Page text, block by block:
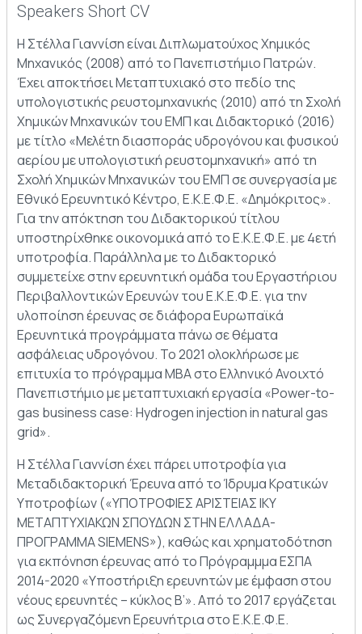
Speakers Short CV
Η Στέλλα Γιαννίση είναι Διπλωματούχος Χημικός
Μηχανικός (2008) από το Πανεπιστήμιο Πατρών.
Έχει αποκτήσει Μεταπτυχιακό στο πεδίο της
υπολογιστικής ρευστομηχανικής (2010) από τη Σχολή
Χημικών Μηχανικών του ΕΜΠ και Διδακτορικό (2016)
με τίτλο «Μελέτη διασποράς υδρογόνου και φυσικού
αερίου με υπολογιστική ρευστομηχανική» από τη
Σχολή Χημικών Μηχανικών του ΕΜΠ σε συνεργασία με
Εθνικό Ερευνητικό Κέντρο, Ε.Κ.Ε.Φ.Ε. «Δημόκριτος».
Για την απόκτηση του Διδακτορικού τίτλου
υποστηρίχθηκε οικονομικά από το Ε.Κ.Ε.Φ.Ε. με 4ετή
υποτροφία. Παράλληλα με το Διδακτορικό
συμμετείχε στην ερευνητική ομάδα του Εργαστήριου
Περιβαλλοντικών Ερευνών του Ε.Κ.Ε.Φ.Ε. για την
υλοποίηση έρευνας σε διάφορα Ευρωπαϊκά
Ερευνητικά προγράμματα πάνω σε θέματα
ασφάλειας υδρογόνου. Το 2021 ολοκλήρωσε με
επιτυχία το πρόγραμμα ΜΒΑ στο Ελληνικό Ανοιχτό
Πανεπιστήμιο με μεταπτυχιακή εργασία «Power-to-
gas business case: Hydrogen injection in natural gas
grid».
Η Στέλλα Γιαννίση έχει πάρει υποτροφία για
Μεταδιδακτορική Έρευνα από το Ίδρυμα Κρατικών
Υποτροφίων («ΥΠΟΤΡΟΦΙΕΣ ΑΡΙΣΤΕΙΑΣ ΙΚΥ
ΜΕΤΑΠΤΥΧΙΑΚΩΝ ΣΠΟΥΔΩΝ ΣΤΗΝ ΕΛΛΑΔΑ-
ΠΡΟΓΡΑΜΜΑ SIEMENS»), καθώς και χρηματοδότηση
για εκπόνηση έρευνας από το Πρόγραμμμα ΕΣΠΑ
2014-2020 «Υποστήριξη ερευνητών με έμφαση στου
νέους ερευνητές – κύκλος Β’». Από το 2017 εργάζεται
ως Συνεργαζόμενη Ερευνήτρια στο Ε.Κ.Ε.Φ.Ε.